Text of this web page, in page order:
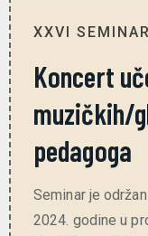
XXVI
Koncert
muzičkih/
pedagoga
Seminar je
2024. godine u